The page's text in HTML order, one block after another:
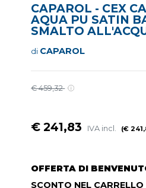
CAPAROL - CEX
AQUA PU SATIN
SMALTO
di CAPAROL
€ 459,32
€ 241,83 IVA incl. (€
OFFERTA DI
SCONTO NEL